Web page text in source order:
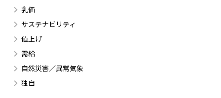
乳価
サステナビリティ
値上げ
需給
自然災害／異常気象
独自